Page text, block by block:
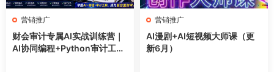
营销推广
财会审计专属AI实战训练营｜
AI协同编程+Python审计工具
营销推广
AI漫剧+AI短视频大师课（更
新6月）